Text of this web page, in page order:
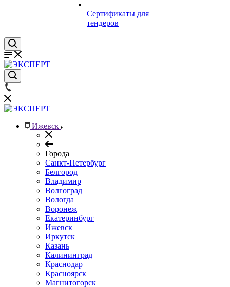
Сертификаты для
тендеров
Ижевск
Города
Санкт-Петербург
Белгород
Владимир
Волгоград
Вологда
Воронеж
Екатеринбург
Ижевск
Иркутск
Казань
Калининград
Краснодар
Красноярск
Магнитогорск